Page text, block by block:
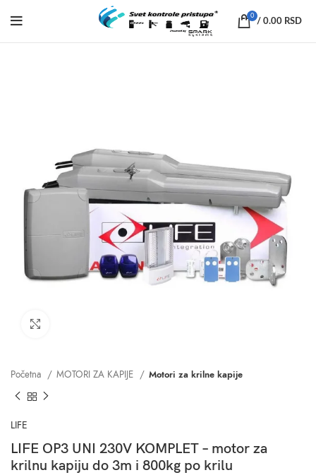
0
/ 0.00 RSD
Početna MOTORI ZA KAPIJE Motori za krilne kapije
LIFE
LIFE OP3 UNI 230V KOMPLET – motor za
krilnu kapiju do 3m i 800kg po krilu